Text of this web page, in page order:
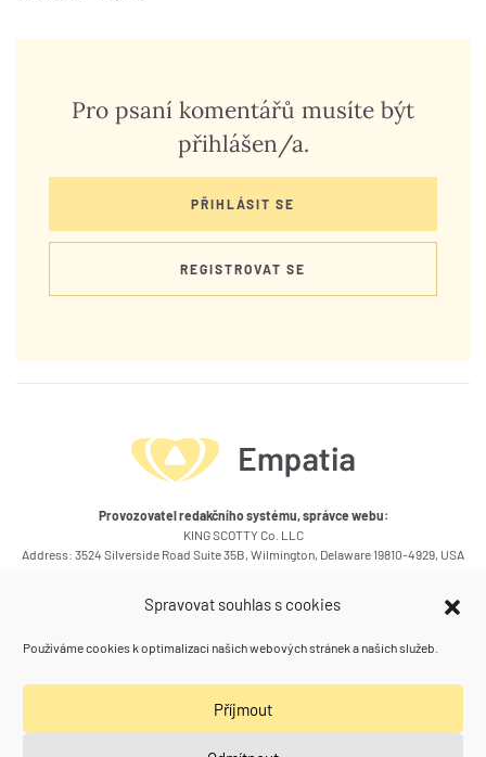
Spravovat souhlas s cookies
Používáme cookies k optimalizaci našich webových stránek a našich služeb.
Příjmout
Pro psaní komentářů musíte být
přihlášen/a.
PŘIHLÁSIT SE
REGISTROVAT SE
Provozovatel redakčního systému, správce webu:
KING SCOTTY Co. LLC
Address: 3524 Silverside Road Suite 35B, Wilmington, Delaware 19810-4929, USA
Okruhy témat článků
Poradna zdraví a vztahů
Naše další weby